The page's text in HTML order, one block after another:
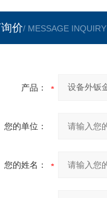
价/ MESSAGE INQUIRY
产品：
您的单位：
您的姓名：